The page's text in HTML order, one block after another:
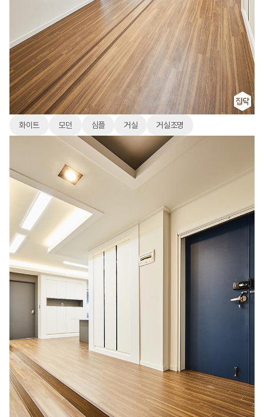
화이트 모던 심플 거실 거실조명